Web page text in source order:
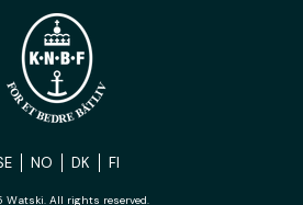
NO DK FI
Watski. All rights reserved.